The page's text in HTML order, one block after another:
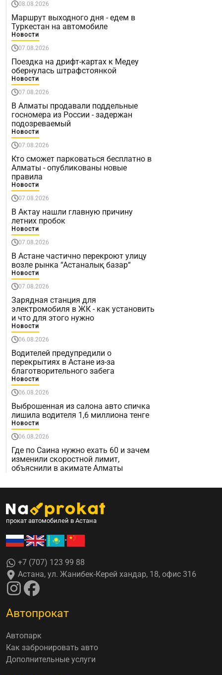
08.08.2026
Маршрут выходного дня - едем в
Туркестан на автомобиле
Новости
07.08.2026
Поездка на дрифт-картах к Медеу
обернулась штрафстоянкой
Новости
07.08.2026
В Алматы продавали поддельные
госномера из России - задержан
подозреваемый
Новости
07.08.2026
Кто сможет парковаться бесплатно в
Алматы - опубликованы новые
правила
Новости
07.08.2026
В Актау нашли главную причину
летних пробок
Новости
07.08.2026
В Астане частично перекроют улицу
возле рынка “Астаналық базар“
Новости
07.08.2026
Зарядная станция для
электромобиля в ЖК - как установить
и что для этого нужно
Новости
06.08.2026
Водителей предупредили о
перекрытиях в Астане из-за
благотворительного забега
Новости
06.08.2026
Выброшенная из салона авто спичка
лишила водителя 1,6 миллиона тенге
Новости
06.08.2026
Где по Саина нужно ехать 60 и зачем
изменили скоростной лимит,
объяснили в акимате Алматы
прокат автомобилей в Астана
• • •
+7 (707) 123 99 88
Астана, ул. Жанибек-Керей хандар, 18, офис 316
Автопрокат
Автопарк
Как забронировать авто
Дополнительные услуги